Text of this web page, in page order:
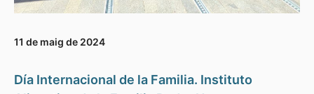
11 de maig de 2024
Día Internacional de la Familia. Instituto